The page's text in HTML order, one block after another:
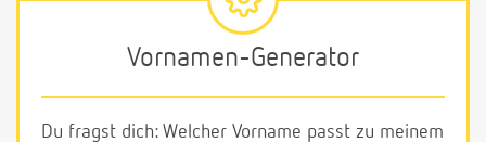
Vornamen-Generator
Du fragst dich: Welcher Vorname passt zu meinem